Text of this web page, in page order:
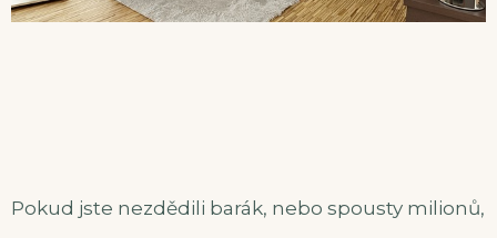
Pokud jste nezdědili barák, nebo spousty milionů,